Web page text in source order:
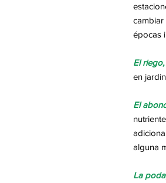
cambiar
épocas
El riego,
en
El
alguna
La